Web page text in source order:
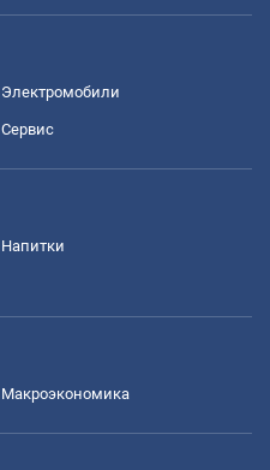
Электромобили
Сервис
Напитки
Mакроэкономика